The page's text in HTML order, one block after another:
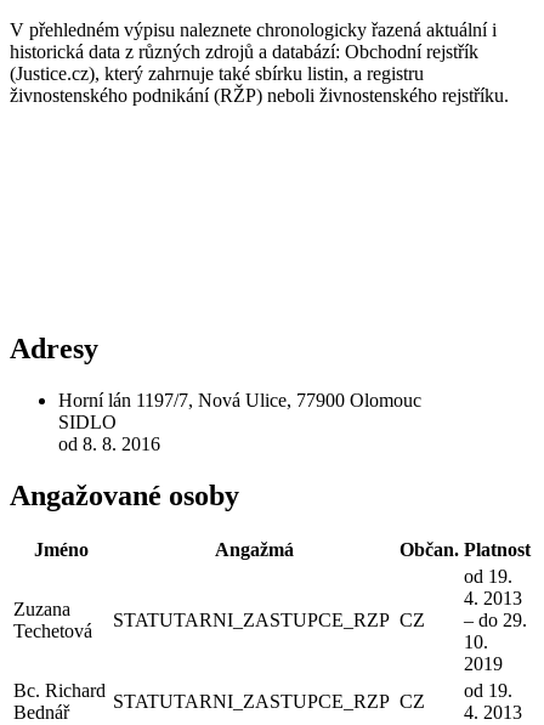
V přehledném výpisu naleznete chronologicky řazená aktuální i
historická data z různých zdrojů a databází: Obchodní rejstřík
(Justice.cz), který zahrnuje také sbírku listin, a registru
živnostenského podnikání (RŽP) neboli živnostenského rejstříku.
Adresy
Horní lán 1197/7, Nová Ulice, 77900 Olomouc
SIDLO
od 8. 8. 2016
Angažované osoby
Jméno Angažmá Občan. Platnost
Zuzana
Techetová
STATUTARNI_ZASTUPCE_RZP CZ
od 19.
4. 2013
– do 29.
10.
2019
Bc. Richard
Bednář
STATUTARNI_ZASTUPCE_RZP CZ
od 19.
4. 2013